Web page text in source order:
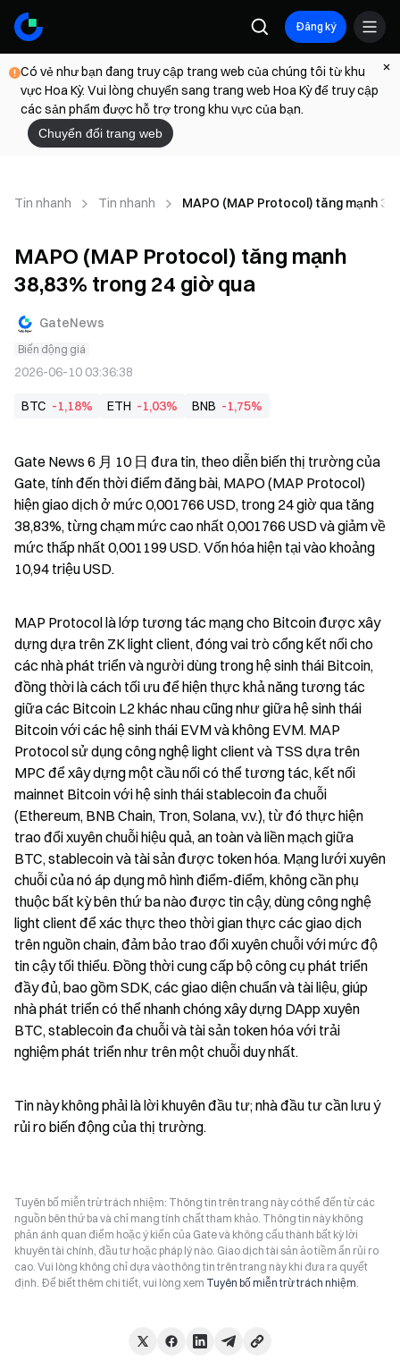
Đăng ký
Có vẻ như bạn đang truy cập trang web của chúng tôi từ khu
vực Hoa Kỳ. Vui lòng chuyển sang trang web Hoa Kỳ để truy cập
các sản phẩm được hỗ trợ trong khu vực của bạn.
Chuyển đổi trang web
Tin nhanh Tin nhanh MAPO (MAP Protocol) tăng mạnh
MAPO (MAP Protocol) tăng mạnh
38,83% trong 24 giờ qua
GateNews
Biến động giá
2026-06-10 03:36:38
BTC -1,18% ETH -1,03% BNB -1,75%
Gate News 6 月 10 日 đưa tin, theo diễn biến thị trường của
Gate, tính đến thời điểm đăng bài, MAPO (MAP Protocol)
hiện giao dịch ở mức 0,001766 USD, trong 24 giờ qua tăng
38,83%, từng chạm mức cao nhất 0,001766 USD và giảm về
mức thấp nhất 0,001199 USD. Vốn hóa hiện tại vào khoảng
10,94 triệu USD.
MAP Protocol là lớp tương tác mạng cho Bitcoin được xây
dựng dựa trên ZK light client, đóng vai trò cổng kết nối cho
các nhà phát triển và người dùng trong hệ sinh thái Bitcoin,
đồng thời là cách tối ưu để hiện thực khả năng tương tác
giữa các Bitcoin L2 khác nhau cũng như giữa hệ sinh thái
Bitcoin với các hệ sinh thái EVM và không EVM. MAP
Protocol sử dụng công nghệ light client và TSS dựa trên
MPC để xây dựng một cầu nối có thể tương tác, kết nối
mainnet Bitcoin với hệ sinh thái stablecoin đa chuỗi
(Ethereum, BNB Chain, Tron, Solana, v.v.), từ đó thực hiện
trao đổi xuyên chuỗi hiệu quả, an toàn và liền mạch giữa
BTC, stablecoin và tài sản được token hóa. Mạng lưới xuyên
chuỗi của nó áp dụng mô hình điểm-điểm, không cần phụ
thuộc bất kỳ bên thứ ba nào được tin cậy, dùng công nghệ
light client để xác thực theo thời gian thực các giao dịch
trên nguồn chain, đảm bảo trao đổi xuyên chuỗi với mức độ
tin cậy tối thiểu. Đồng thời cung cấp bộ công cụ phát triển
đầy đủ, bao gồm SDK, các giao diện chuẩn và tài liệu, giúp
nhà phát triển có thể nhanh chóng xây dựng DApp xuyên
BTC, stablecoin đa chuỗi và tài sản token hóa với trải
nghiệm phát triển như trên một chuỗi duy nhất.
Tin này không phải là lời khuyên đầu tư; nhà đầu tư cần lưu ý
rủi ro biến động của thị trường.
Tuyên bố miễn trừ trách nhiệm: Thông tin trên trang này có thể đến từ các
nguồn bên thứ ba và chỉ mang tính chất tham khảo. Thông tin này không
phản ánh quan điểm hoặc ý kiến của Gate và không cấu thành bất kỳ lời
khuyên tài chính, đầu tư hoặc pháp lý nào. Giao dịch tài sản ảo tiềm ẩn rủi ro
cao. Vui lòng không chỉ dựa vào thông tin trên trang này khi đưa ra quyết
định. Để biết thêm chi tiết, vui lòng xem Tuyên bố miễn trừ trách nhiệm.